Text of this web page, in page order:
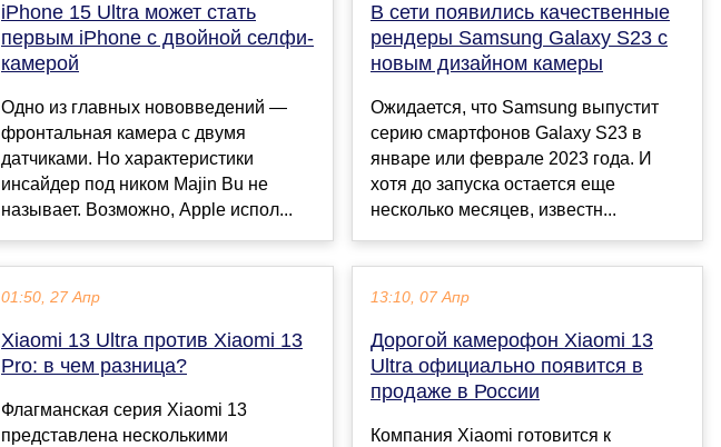
iPhone 15 Ultra может стать
первым iPhone с двойной селфи-
камерой
Одно из главных нововведений —
фронтальная камера с двумя
датчиками. Но характеристики
инсайдер под ником Majin Bu не
называет. Возможно, Apple испол...
01:50, 27 Апр
Xiaomi 13 Ultra против Xiaomi 13
Pro: в чем разница?
Флагманская серия Xiaomi 13
представлена несколькими
В сети появились качественные
рендеры Samsung Galaxy S23 с
новым дизайном камеры
Ожидается, что Samsung выпустит
серию смартфонов Galaxy S23 в
январе или феврале 2023 года. И
хотя до запуска остается еще
несколько месяцев, известн...
13:10, 07 Апр
Дорогой камерофон Xiaomi 13
Ultra официально появится в
продаже в России
Компания Xiaomi готовится к